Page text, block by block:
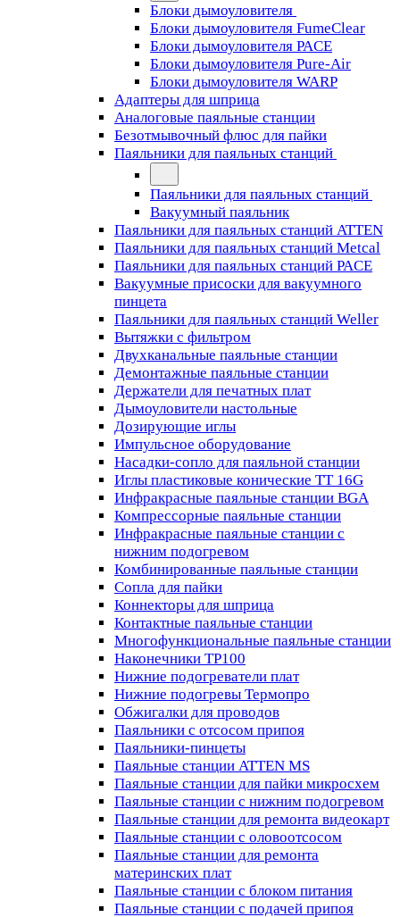
Блоки дымоуловителя
Блоки дымоуловителя FumeClear
Блоки дымоуловителя PACE
Блоки дымоуловителя Pure-Air
Блоки дымоуловителя WARP
Адаптеры для шприца
Аналоговые паяльные станции
Безотмывочный флюс для пайки
Паяльники для паяльных станций
Паяльники для паяльных станций
Вакуумный паяльник
Паяльники для паяльных станций ATTEN
Паяльники для паяльных станций Metcal
Паяльники для паяльных станций PACE
Вакуумные присоски для вакуумного
пинцета
Паяльники для паяльных станций Weller
Вытяжки с фильтром
Двухканальные паяльные станции
Демонтажные паяльные станции
Держатели для печатных плат
Дымоуловители настольные
Дозирующие иглы
Импульсное оборудование
Насадки-сопло для паяльной станции
Иглы пластиковые конические TT 16G
Инфракрасные паяльные станции BGA
Компрессорные паяльные станции
Инфракрасные паяльные станции с
нижним подогревом
Комбинированные паяльные станции
Сопла для пайки
Коннекторы для шприца
Контактные паяльные станции
Многофункциональные паяльные станции
Наконечники TP100
Нижние подогреватели плат
Нижние подогревы Термопро
Обжигалки для проводов
Паяльники с отсосом припоя
Паяльники-пинцеты
Паяльные станции ATTEN MS
Паяльные станции для пайки микросхем
Паяльные станции с нижним подогревом
Паяльные станции для ремонта видеокарт
Паяльные станции с оловоотсосом
Паяльные станции для ремонта
материнских плат
Паяльные станции с блоком питания
Паяльные станции с подачей припоя